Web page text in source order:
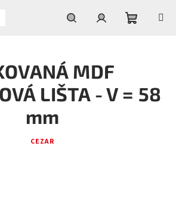
MDF
LIŠTA - V = 58
mm
CEZAR